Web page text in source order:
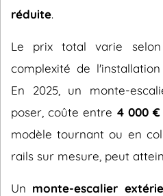
réduite.
Le prix total varie
complexité de
En 2025, un monte-
poser, coûte entre 4 000
modèle tournant ou en
rails sur mesure, peut
Un monte-escalier